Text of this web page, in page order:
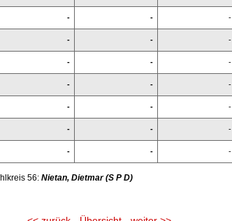
- - -
- - -
- - -
- - -
- - -
- - -
- - -
56:Nietan, Dietmar (S P D)